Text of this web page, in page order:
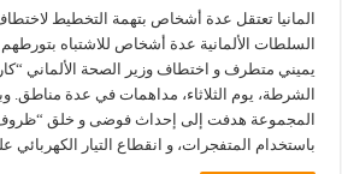
المانيا تعتقل عدة أشخاص بتهمة التخطيط
السلطات الألمانية عدة أشخاص للاشتباه
يميني متطرف و اختطاف وزير الصحة الألماني
الشرطة، يوم الثلاثاء، مداهمات في عدة مناطق.
المجموعة هدفت إلى إحداث فوضى و خلق “ظروف
باستخدام المتفجرات، و انقطاع التيار